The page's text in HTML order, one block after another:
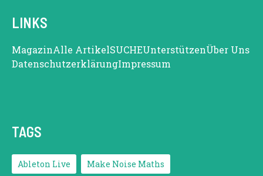
LINKS
MagazinAlle ArtikelSUCHEUnterstützenÜber Uns
DatenschutzerklärungImpressum
TAGS
Ableton Live Make Noise Maths